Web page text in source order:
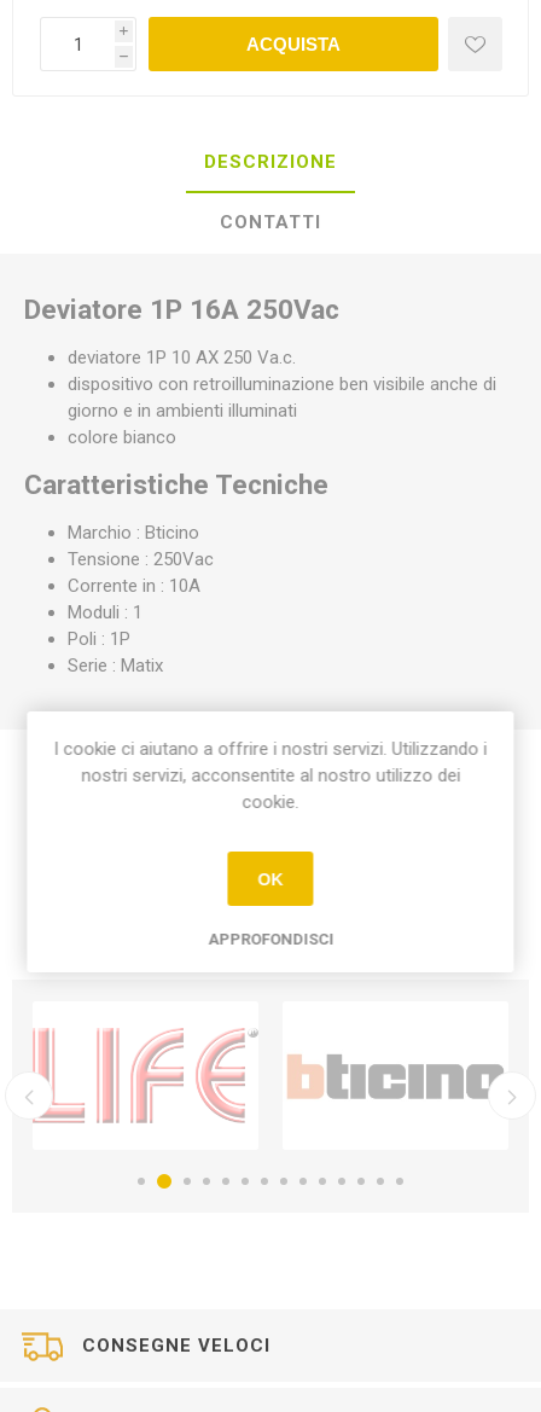
i
h
ACQUISTA
DESCRIZIONE
CONTATTI
Deviatore 1P 16A 250Vac
deviatore 1P 10 AX 250 Va.c.
dispositivo con retroilluminazione ben visibile anche di
giorno e in ambienti illuminati
colore bianco
Caratteristiche Tecniche
Marchio : Bticino
Tensione : 250Vac
Corrente in : 10A
Moduli : 1
Poli : 1P
Serie : Matix
Etichetta del prodotto
deviatore 1p 16a 250vac
CONSEGNE VELOCI
I cookie ci aiutano a offrire i nostri servizi. Utilizzando i
nostri servizi, acconsentite al nostro utilizzo dei
cookie.
OK
APPROFONDISCI